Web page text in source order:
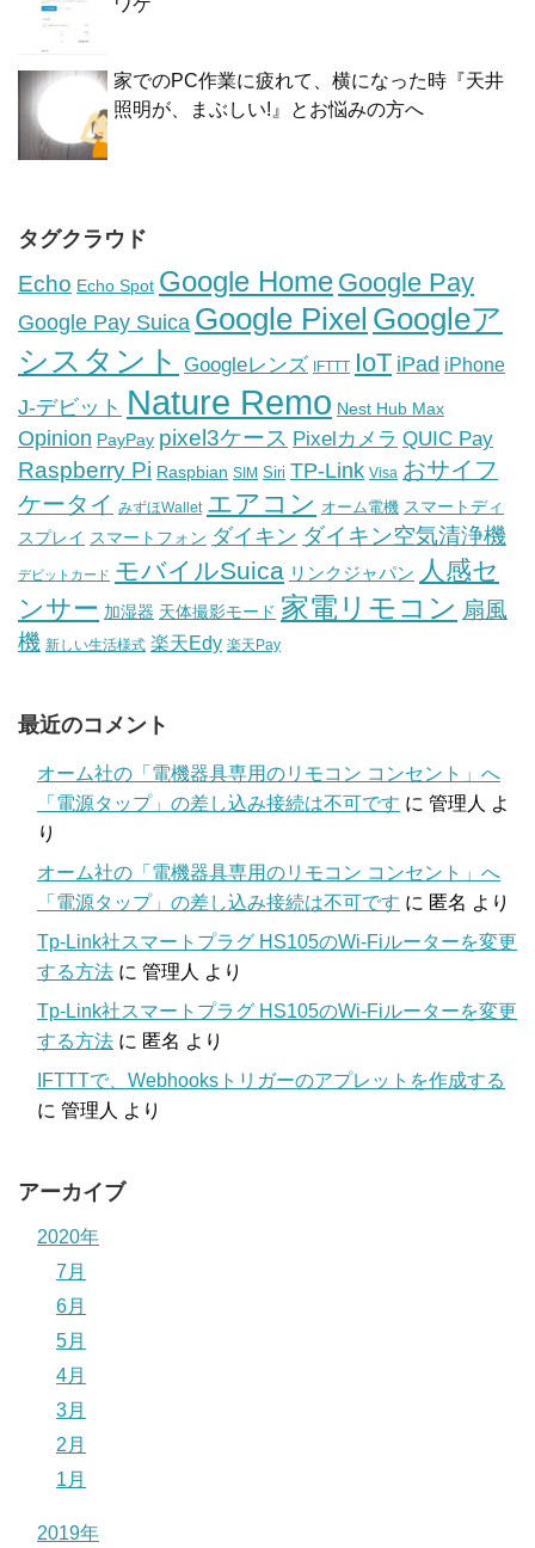
ワケ
家でのPC作業に疲れて、横になった時『天井
照明が、まぶしい!』とお悩みの方へ
タグクラウド
Echo Echo Spot Google Home Google Pay
Google Pay Suica Google Pixel Googleア
シスタント Googleレンズ IFTTT IoT iPad iPhone
J-デビット Nature Remo Nest Hub Max
Opinion PayPay pixel3ケース Pixelカメラ QUIC Pay
Raspberry Pi Raspbian SIM Siri TP-Link Visa おサイフ
ケータイ みずほWallet エアコン オーム電機 スマートディ
スプレイ スマートフォン ダイキン ダイキン空気清浄機
デビットカード モバイルSuica リンクジャパン 人感セ
ンサー 加湿器 天体撮影モード 家電リモコン 扇風
機 新しい生活様式 楽天Edy 楽天Pay
最近のコメント
オーム社の「電機器具専用のリモコン コンセント」へ
「電源タップ」の差し込み接続は不可です に 管理人 よ
り
オーム社の「電機器具専用のリモコン コンセント」へ
「電源タップ」の差し込み接続は不可です に 匿名 より
Tp-Link社スマートプラグ HS105のWi-Fiルーターを変更
する方法 に 管理人 より
Tp-Link社スマートプラグ HS105のWi-Fiルーターを変更
する方法 に 匿名 より
IFTTTで、Webhooksトリガーのアプレットを作成する
に 管理人 より
アーカイブ
2020年
7月
6月
5月
4月
3月
2月
1月
2019年